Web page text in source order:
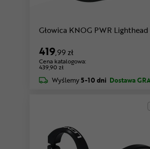
Głowica KNOG PWR
419,99 zł
Cena katalogowa:
439,90 zł
Wyślemy5-10 dni Dostawa